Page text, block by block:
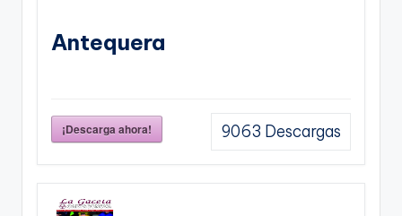
Antequera
¡Descarga ahora! 9063 Descargas